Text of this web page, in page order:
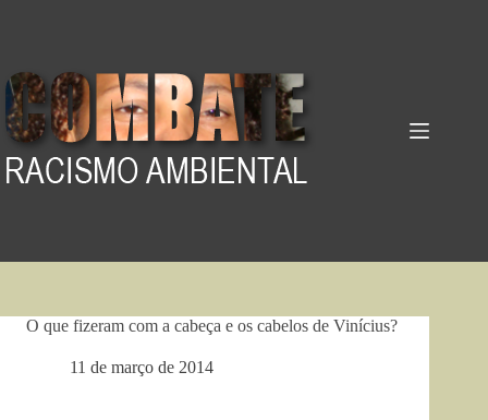
O que fizeram com a cabeça e os cabelos de Vinícius?
11 de março de 2014